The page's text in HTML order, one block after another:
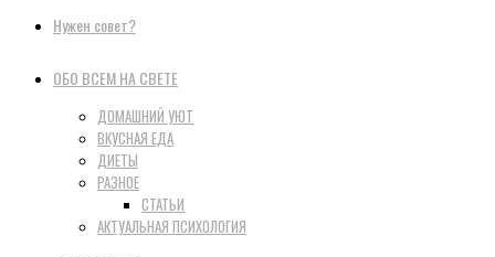
Нужен совет?
ОБО ВСЕМ НА СВЕТЕ
ДОМАШНИЙ УЮТ
ВКУСНАЯ ЕДА
ДИЕТЫ
РАЗНОЕ
СТАТЬИ
АКТУАЛЬНАЯ ПСИХОЛОГИЯ